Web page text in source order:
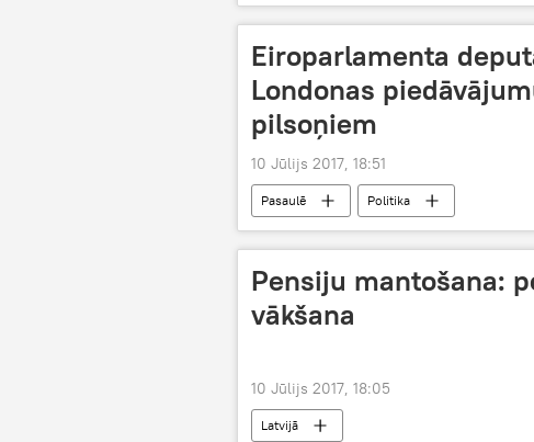
Eiroparlamenta
Londonas
pilsoņiem
10 Jūlijs 2017, 18:51
Pasaulē Politika
Pensiju mantošana:
vākšana
10 Jūlijs 2017, 18:05
Latvijā